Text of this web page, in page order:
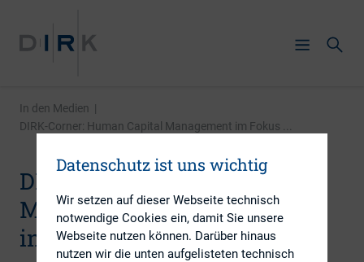
In den Medien |
DIRK-Corner: Human Capital Management im Fokus ...
DIRK-Corner: Human Capital
Management im Fokus
institutioneller Investoren
Datenschutz ist uns wichtig
Wir setzen auf dieser Webseite technisch
notwendige Cookies ein, damit Sie unsere
Webseite nutzen können. Darüber hinaus
nutzen wir die unten aufgelisteten technisch